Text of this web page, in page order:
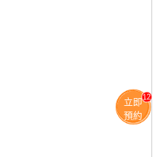
立即
預約
12